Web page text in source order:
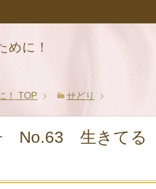
めに！
！ TOP せどり
No.63 生きてる